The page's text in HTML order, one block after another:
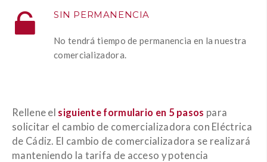
SIN PERMANENCIA
No tendrá tiempo de permanencia en la nuestra
comercializadora.
Rellene el siguiente formulario en 5 pasos para
solicitar el cambio de comercializadora con Eléctrica
de Cádiz. El cambio de comercializadora se realizará
manteniendo la tarifa de acceso y potencia